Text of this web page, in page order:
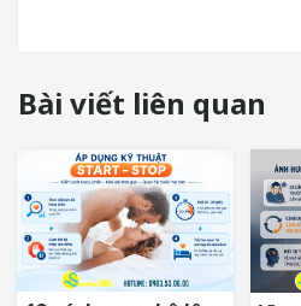
Bài viết liên quan